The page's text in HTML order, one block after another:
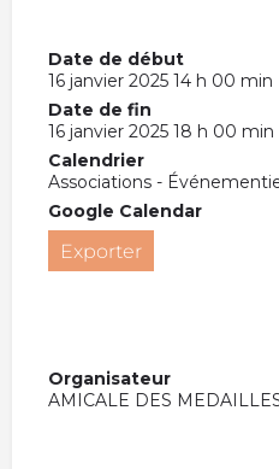
Date de début
16 janvier 2025 14 h 00 min
Date de fin
16 janvier 2025 18 h 00 min
Calendrier
Associations -
Google Calendar
Exporter
Organisateur
AMICALE DES